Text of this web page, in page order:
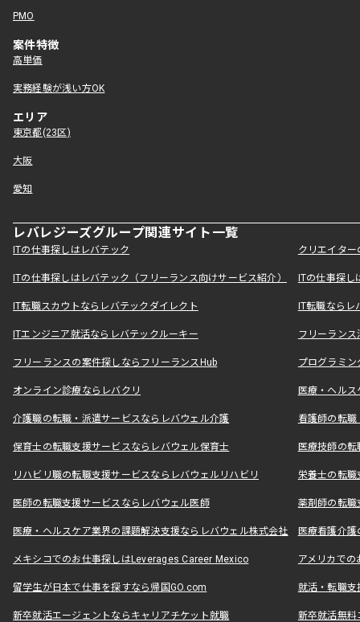
PMO
案件特徴
高単価
実務経験が浅い方OK
エリア
東京都(23区)
大阪
愛知
レバレジーズグループ関連サイト一覧
ITの仕事探しはレバテック クリエイタ
ITの仕事探しはレバテック（フリーランス向けサービス紹介） ITの仕事探
IT転職スカウトならレバテックダイレクト IT転職なら
ITエンジニア就活ならレバテックルーキー フリーラン
フリーランスの案件探しならフリーランスHub プログラミ
オンライン診療ならレバクリ 医療・ヘル
介護職の転職・派遣サービスならレバウェル介護 看護師の転
保育士の転職支援サービスならレバウェル保育士 医療技師の
リハビリ職の転職支援サービスならレバウェルリハビリ 栄養士の転
医師の転職支援サービスならレバウェル医師 薬剤師の転
医療・ヘルスケア業界の課題解決支援ならレバウェル株式会社 医療看護介
メキシコでのお仕事探しはLeverages Career Mexico アメリカで
留学生が日本で仕事を探すなら帰国GO.com 就活・転職
新卒就活エージェントならキャリアチケット就職 新卒就活無料